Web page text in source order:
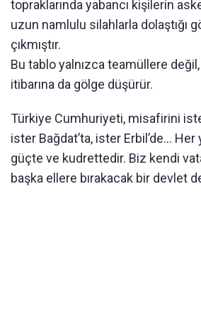
topraklarında yabancı kişilerin
uzun namlulu silahlarla dolaştığı
çıkmıştır.
Bu tablo yalnızca teamüllere
itibarına da gölge düşürür.
Türkiye Cumhuriyeti, misafirini
ister Bağdat’ta, ister Erbil’de…
güçte ve kudrettedir. Biz kendi
başka ellere bırakacak bir devlet